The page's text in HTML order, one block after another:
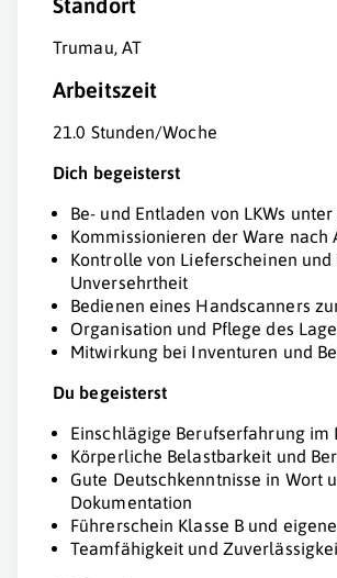
Standort
Trumau, AT
Arbeitszeit
21.0 Stunden/Woche
Dich begeisterst
Be- und Entladen von LKWs
Kommissionieren der Ware
Kontrolle von Lieferscheinen
Unversehrtheit
Bedienen eines Handscanners
Organisation und Pflege des
Mitwirkung bei Inventuren und
Du begeisterst
Einschlägige Berufserfahrung
Körperliche Belastbarkeit und
Gute Deutschkenntnisse in Wort
Dokumentation
Führerschein Klasse B und
Teamfähigkeit und